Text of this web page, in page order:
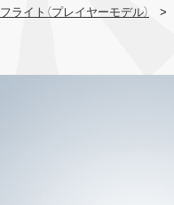
フライト（プレイヤーモデル） >